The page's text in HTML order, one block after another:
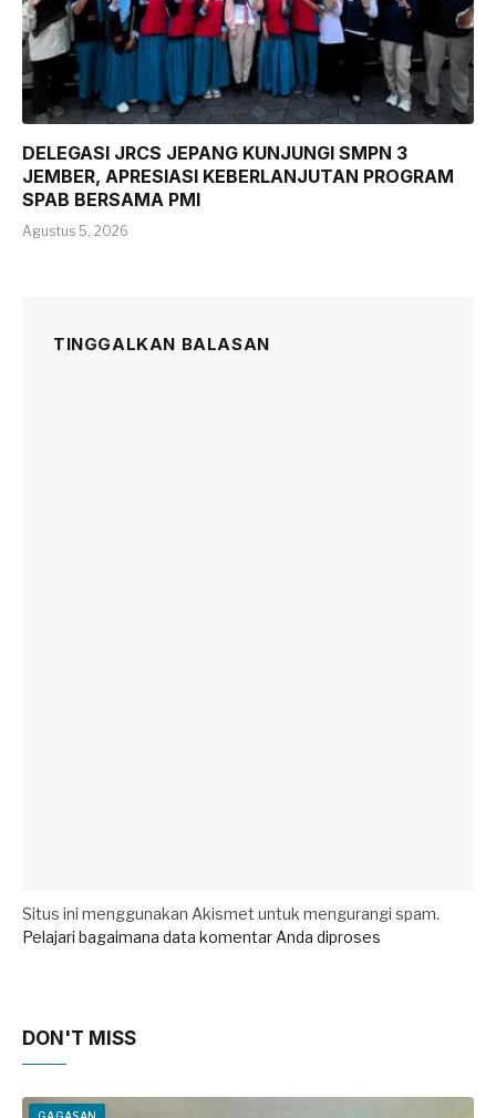
DELEGASI JRCS JEPANG KUNJUNGI SMPN 3
JEMBER, APRESIASI KEBERLANJUTAN PROGRAM
SPAB BERSAMA PMI
Agustus 5, 2026
TINGGALKAN BALASAN
Situs ini menggunakan Akismet untuk mengurangi spam.
Pelajari bagaimana data komentar Anda diproses
DON'T MISS